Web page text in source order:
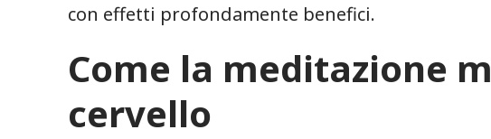
con effetti profondamente benefici.
Come la meditazione
cervello